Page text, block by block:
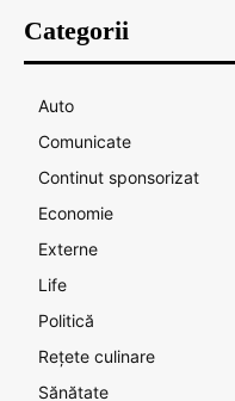
Categorii
Auto
Comunicate
Continut sponsorizat
Economie
Externe
Life
Politică
Rețete culinare
Sănătate